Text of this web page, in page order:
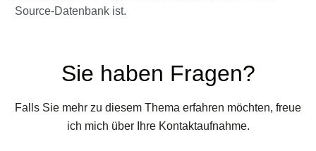
Source-Datenbank ist.
Sie haben Fragen?
Falls Sie mehr zu diesem Thema erfahren möchten, freue
ich mich über Ihre Kontaktaufnahme.